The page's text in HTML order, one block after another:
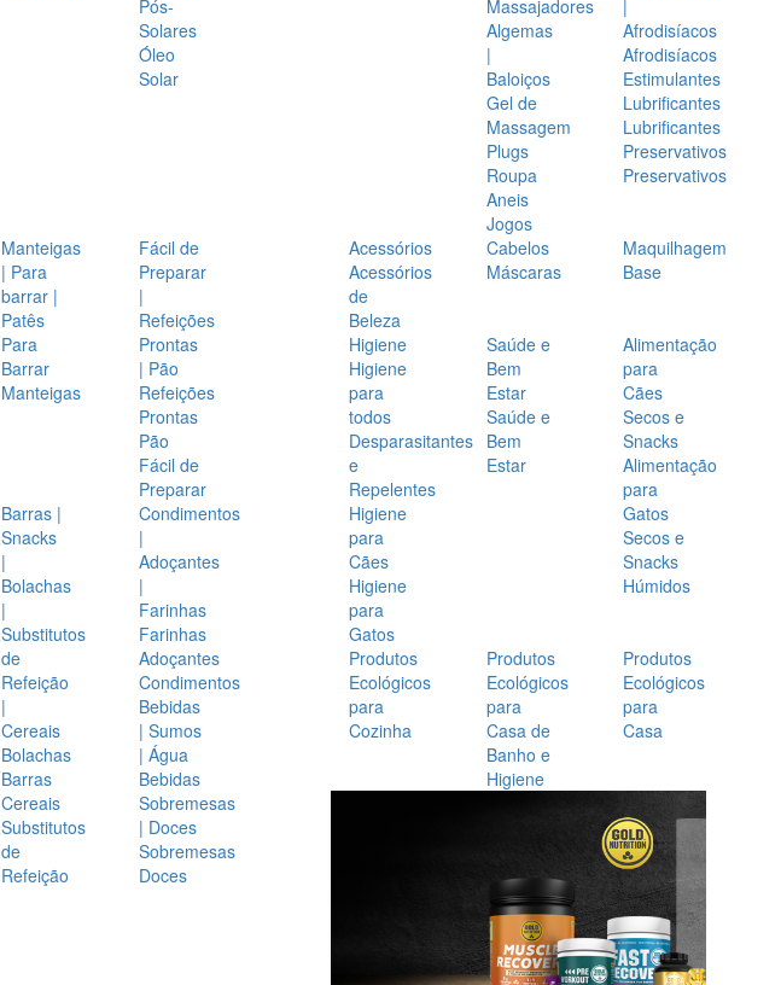
Pós-
Solares
Óleo
Solar
Massajadores
Algemas
|
Baloiços
Gel de
Massagem
Plugs
Roupa
Aneis
Jogos
|
Afrodisíacos
Afrodisíacos
Estimulantes
Lubrificantes
Lubrificantes
Preservativos
Preservativos
Manteigas
| Para
barrar |
Patês
Para
Barrar
Manteigas
Fácil de
Preparar
|
Refeições
Prontas
| Pão
Refeições
Prontas
Pão
Fácil de
Preparar
Barras |
Snacks
|
Bolachas
|
Substitutos
de
Refeição
|
Cereais
Bolachas
Barras
Cereais
Substitutos
de
Refeição
Condimentos
|
Adoçantes
|
Farinhas
Farinhas
Adoçantes
Condimentos
Bebidas
| Sumos
| Água
Bebidas
Sobremesas
| Doces
Sobremesas
Doces
Acessórios
Acessórios
de
Beleza
Cabelos
Máscaras
Maquilhagem
Base
Higiene
Higiene
para
todos
Desparasitantes
e
Repelentes
Higiene
para
Cães
Higiene
para
Gatos
Saúde e
Bem
Estar
Saúde e
Bem
Estar
Alimentação
para
Cães
Secos e
Snacks
Alimentação
para
Gatos
Secos e
Snacks
Húmidos
Produtos
Ecológicos
para
Cozinha
Produtos
Ecológicos
para
Casa de
Banho e
Higiene
Produtos
Ecológicos
para
Casa